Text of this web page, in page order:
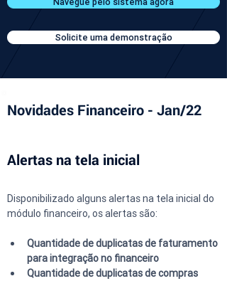
Solicite uma demonstração
Novidades Financeiro - Jan/22
Alertas na tela inicial
Disponibilizado alguns alertas na tela inicial do
módulo financeiro, os alertas são:
Quantidade de duplicatas de faturamento
para integração no financeiro
Quantidade de duplicatas de compras